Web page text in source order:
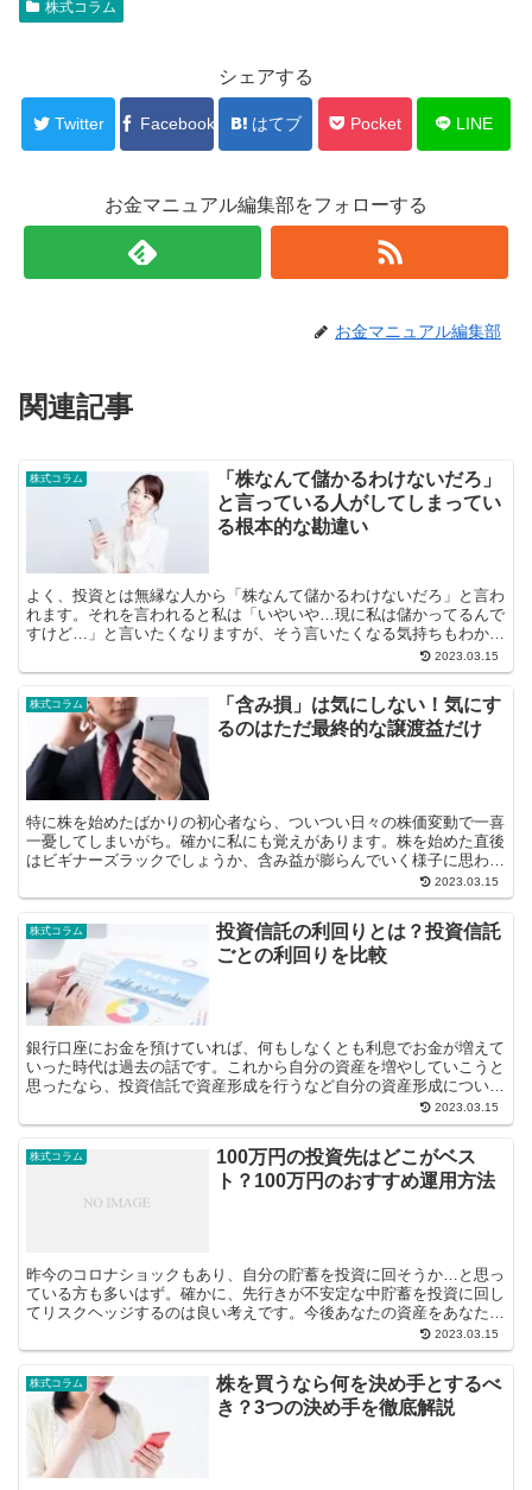
株式コラム
シェアする
Twitter Facebook はてブ Pocket LINE
お金マニュアル編集部をフォローする
お金マニュアル編集部
関連記事
株式コラム
「株なんて儲かるわけないだろ」
と言っている人がしてしまってい
る根本的な勘違い
よく、投資とは無縁な人から「株なんて儲かるわけないだろ」と言わ
れます。それを言われると私は「いやいや…現に私は儲かってるんで
すけど…」と言いたくなりますが、そう言いたくなる気持ちもわかり
2023.03.15
株式コラム
「含み損」は気にしない！気にす
るのはただ最終的な譲渡益だけ
特に株を始めたばかりの初心者なら、ついつい日々の株価変動で一喜
一憂してしまいがち。確かに私にも覚えがあります。株を始めた直後
はビギナーズラックでしょうか、含み益が膨らんでいく様子に思わず
2023.03.15
株式コラム
投資信託の利回りとは？投資信託
ごとの利回りを比較
銀行口座にお金を預けていれば、何もしなくとも利息でお金が増えて
いった時代は過去の話です。これから自分の資産を増やしていこうと
思ったなら、投資信託で資産形成を行うなど自分の資産形成について
2023.03.15
株式コラム
100万円の投資先はどこがベス
ト？100万円のおすすめ運用方法
昨今のコロナショックもあり、自分の貯蓄を投資に回そうか…と思っ
ている方も多いはず。確かに、先行きが不安定な中貯蓄を投資に回し
てリスクヘッジするのは良い考えです。今後あなたの資産をあなた以
2023.03.15
株式コラム
株を買うなら何を決め手とするべ
き？3つの決め手を徹底解説